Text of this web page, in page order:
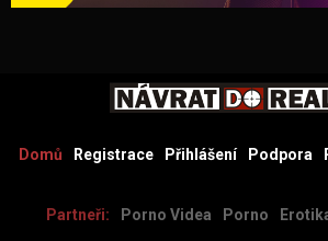
Domů Registrace Přihlášení Podpora
Partneři: Porno Videa Porno